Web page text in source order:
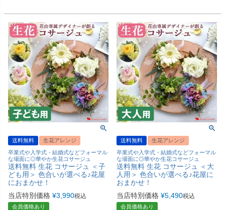
送料無料
生花アレンジ
卒業式や入学式・結婚式などフォーマル
な場面に◎華やか生花コサージュ
送料無料 生花 コサージュ ＜子
ども用＞ 色合いが選べる♪花屋
におまかせ！
当店特別価格 ¥3,990税込
会員価格あり
送料無料
生花アレンジ
卒業式や入学式・結婚式などフォーマル
な場面に◎華やか生花コサージュ
送料無料 生花 コサージュ ＜大
人用＞ 色合いが選べる♪花屋に
おまかせ！
当店特別価格 ¥5,490税込
会員価格あり